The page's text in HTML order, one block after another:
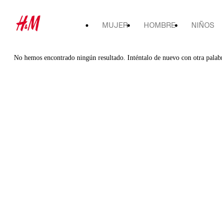
MUJER HOMBRE NIÑOS
No hemos encontrado ningún resultado. Inténtalo de nuevo con otra